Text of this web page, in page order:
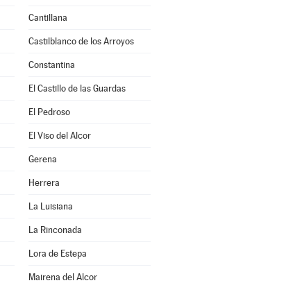
Cantillana
Castilblanco de los Arroyos
Constantina
El Castillo de las Guardas
El Pedroso
El Viso del Alcor
Gerena
Herrera
La Luisiana
La Rinconada
Lora de Estepa
Mairena del Alcor